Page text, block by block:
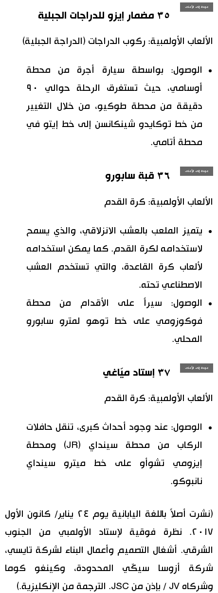
عودة إلى الأعلى
٣٥ مضمار إيزو للدراجات الجبلية
الألعاب الأولمبية: ركوب الدراجات (الدراجة الجبلية)
الوصول: بواسطة سيارة أجرة من محطة
أوسامي، حيث تستغرق الرحلة حوالي ٩٠
دقيقة من محطة طوكيو، من خلال التغيير
من خط توكايدو شينكانسن إلى خط إيتو في
محطة أتامي.
عودة إلى الأعلى ٣٦ قبة سابورو
الألعاب الأولمبية: كرة القدم
يتميز الملعب بالعشب الانزلاقي، والذي يسمح
لاستخدامه لكرة القدم. كما يمكن استخدامه
لألعاب كرة القاعدة، والتي تستخدم العشب
الاصطناعي تحته.
الوصول: سيراً على الأقدام من محطة
فوكوزومي على خط توهو لمترو سابورو
المحلي.
عودة إلى الأعلى ٣٧ إستاد ميّاغي
الألعاب الأولمبية: كرة القدم
الوصول: عند وجود أحداث كبرى، تنقل حافلات
الركاب من محطة سينداي (JR) ومحطة
إيزومي تشوأو على خط ميترو سينداي
نانبوكو.
(نشرت أصلاً باللغة اليابانية يوم ٢٤ يناير/ كانون الأول
٢٠١٧. نظرة فوقية لإستاد الأولمبي من الجنوب
الشرقي. أشغال التصميم وأعمال البناء لشركة تايسي،
شركة أزوسا سيكّي المحدودة، وكينغو كوما
وشركاه JV / بإذن من JSC. الترجمة من الإنكليزية.)